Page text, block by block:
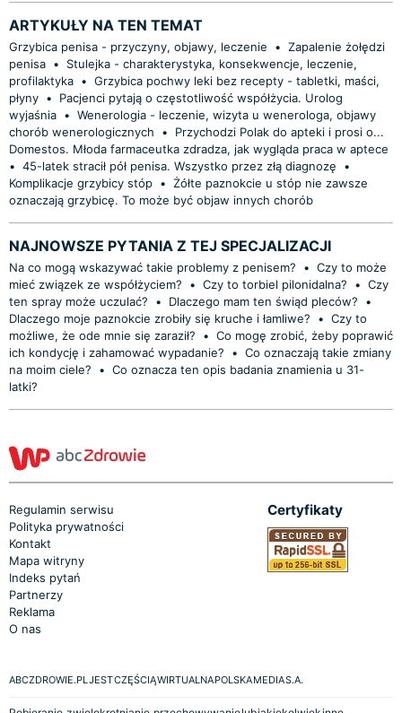
ARTYKUŁY NA TEN TEMAT
Grzybica penisa - przyczyny, objawy, leczenie • Zapalenie żołędzi
penisa •
Stulejka - charakterystyka, konsekwencje, leczenie,
profilaktyka • Grzybica pochwy leki bez recepty - tabletki, maści,
płyny •
Pacjenci pytają o częstotliwość współżycia. Urolog
wyjaśnia • Wenerologia - leczenie, wizyta u wenerologa, objawy
chorób wenerologicznych
•
Przychodzi Polak do apteki i prosi o...
Domestos. Młoda farmaceutka zdradza, jak wygląda praca w aptece
• 45-latek stracił pół penisa. Wszystko przez złą diagnozę
•
Komplikacje grzybicy stóp • Żółte paznokcie u stóp nie zawsze
oznaczają grzybicę. To może być objaw innych chorób
NAJNOWSZE PYTANIA Z TEJ SPECJALIZACJI
Na co mogą wskazywać takie problemy z penisem? • Czy to może
mieć związek ze współżyciem?
• Czy to torbiel pilonidalna? • Czy
ten spray może uczulać?
• Dlaczego mam ten świąd pleców?
•
Dlaczego moje paznokcie zrobiły się kruche i łamliwe?
• Czy to
możliwe, że ode mnie się zaraził?
• Co mogę zrobić, żeby poprawić
ich kondycję i zahamować wypadanie?
• Co oznaczają takie zmiany
na moim ciele?
• Co oznacza ten opis badania znamienia u 31-
latki?
Regulamin serwisu
Polityka prywatności
Kontakt
Mapa witryny
Indeks pytań
Partnerzy
Reklama
O nas
Certyfikaty
ABCZDROWIE.PL JEST CZĘŚCIĄ WIRTUALNA POLSKA MEDIA S.A.